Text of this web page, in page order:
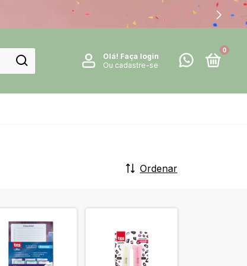
Olá! Faça login
Ou cadastre-se
0
Ordenar